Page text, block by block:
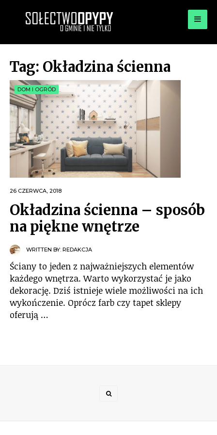
OPYPY.PL
Tag: Okładzina ścienna
DOM I OGRÓD
26 CZERWCA, 2018
Okładzina ścienna – sposób
na piękne wnętrze
WRITTEN BY: REDAKCJA
Ściany to jeden z najważniejszych elementów
każdego wnętrza. Warto wykorzystać je jako
dekorację. Dziś istnieje wiele możliwości na ich
wykończenie. Oprócz farb czy tapet sklepy
oferują …